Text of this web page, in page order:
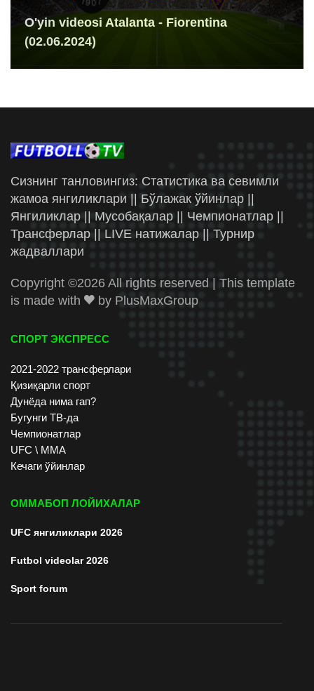
O'yin videosi Atalanta - Fiorentina
(02.06.2024)
Сизнинг танловингиз: Статистика ва севимли
жамоа янгиликлари || Бўлажак ўйинлар ||
Янгиликлар || Мусобақалар || Чемпионатлар ||
Трансферлар || LIVE натижалар || Турнир
жадваллари
Copyright ©2026 All rights reserved | This template
is made with
by PlusMaxGroup
СПОРТ ЭКСПРЕСС
2021-2022 трансферлари
Қизиқарли спорт
Дунёда нима гап?
Бугунги ТВ-да
Чемпионатлар
UFC \ ММА
Кечаги ўйинлар
ОММАБОП ЛОЙИХАЛАР
UFC янгиликлари 2026
Futbol videolar 2026
Sport forum